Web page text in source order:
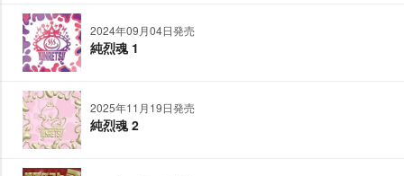
2024年09月04日発売
純烈魂 1
2025年11月19日発売
純烈魂 2